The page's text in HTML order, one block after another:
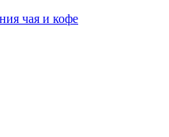
чая и кофе